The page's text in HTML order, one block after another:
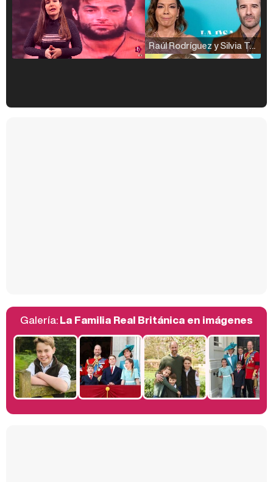
Raúl Rodríguez y Silvia Taulés nos cuentan su papel en 'La familia de la tele'
Belén Esteban: "Estoy emocionada, muy contenta y muy feliz por llegar a RTVE"
Manu Baqueiro: "Tuve como referente a Bruce Willis en 'Luz de Luna' para mi trabajo en la serie 'Perdiendo el juicio'"
Galería:La Familia Real Británica en imágenes